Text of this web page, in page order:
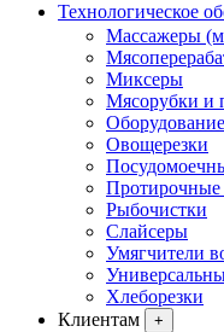
Технологическое
Массажеры
Миксеры
Мясорубки и
Овощерезки
Рыбочистки
Слайсеры
Умягчители
Хлеборезки
Клиентам
+